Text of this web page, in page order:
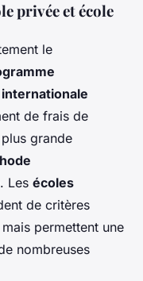
privée et école
le
de frais de
grande
. Les écoles
de critères
permettent une
nombreuses